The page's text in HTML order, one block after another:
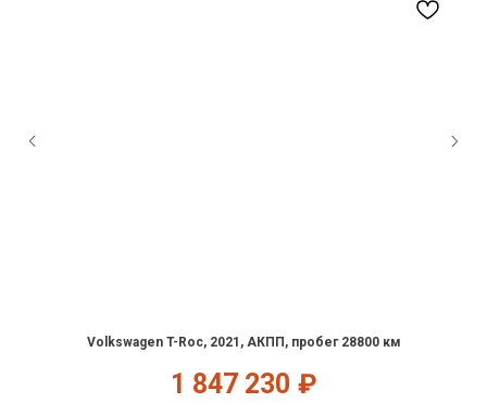
Volkswagen T-Roc, 2021, АКПП, пробег 28800 км
1 847 230 ₽